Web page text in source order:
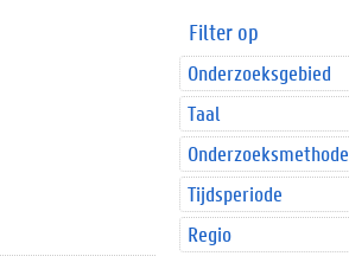
Filter op
Onderzoeksgebied
Taal
Onderzoeksmethode
Tijdsperiode
Regio